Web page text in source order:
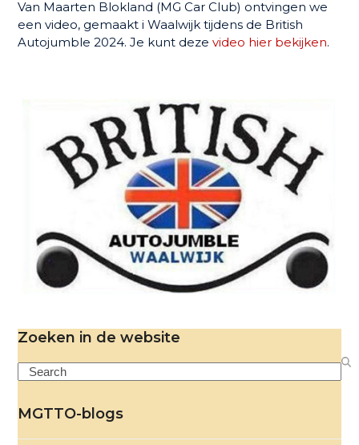
Van Maarten Blokland (MG Car Club) ontvingen we
een video, gemaakt i Waalwijk tijdens de British
Autojumble 2024. Je kunt dezevideo hier bekijken.
Zoeken in de website
Search
MGTTO-blogs